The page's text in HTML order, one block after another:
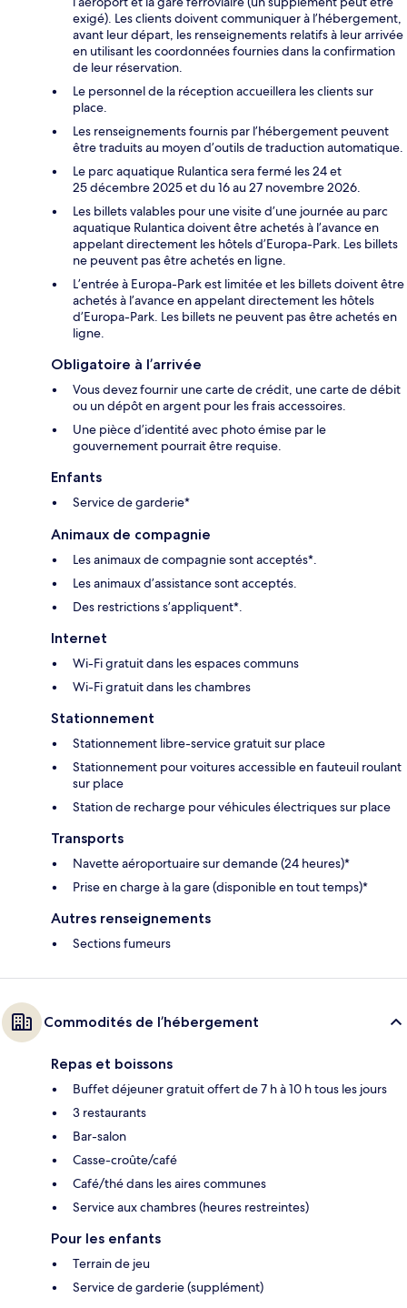
exigé). Les clients doivent communiquer à l’hébergement,
avant leur départ, les renseignements relatifs à leur arrivée
en utilisant les coordonnées fournies dans la confirmation
de leur réservation.
Le personnel de la réception accueillera les clients sur
place.
Les renseignements fournis par l’hébergement peuvent
être traduits au moyen d’outils de traduction automatique.
Le parc aquatique Rulantica sera fermé les 24 et
25 décembre 2025 et du 16 au 27 novembre 2026.
Les billets valables pour une visite d’une journée au parc
aquatique Rulantica doivent être achetés à l’avance en
appelant directement les hôtels d’Europa-Park. Les billets
ne peuvent pas être achetés en ligne.
L’entrée à Europa-Park est limitée et les billets doivent être
achetés à l’avance en appelant directement les hôtels
d’Europa-Park. Les billets ne peuvent pas être achetés en
ligne.
Obligatoire à l’arrivée
Vous devez fournir une carte de crédit, une carte de débit
ou un dépôt en argent pour les frais accessoires.
Une pièce d’identité avec photo émise par le
gouvernement pourrait être requise.
Enfants
Service de garderie*
Animaux de compagnie
Les animaux de compagnie sont acceptés*.
Les animaux d’assistance sont acceptés.
Des restrictions s’appliquent*.
Internet
Wi-Fi gratuit dans les espaces communs
Wi-Fi gratuit dans les chambres
Stationnement
Stationnement libre-service gratuit sur place
Stationnement pour voitures accessible en fauteuil roulant
sur place
Station de recharge pour véhicules électriques sur place
Transports
Navette aéroportuaire sur demande (24 heures)*
Prise en charge à la gare (disponible en tout temps)*
Autres renseignements
Sections fumeurs
Commodités de l’hébergement
Repas et boissons
Buffet déjeuner gratuit offert de 7 h à 10 h tous les jours
3 restaurants
Bar-salon
Casse-croûte/café
Café/thé dans les aires communes
Service aux chambres (heures restreintes)
Pour les enfants
Terrain de jeu
Service de garderie (supplément)